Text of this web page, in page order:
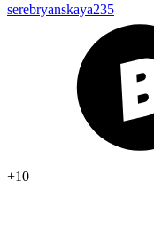
serebryanskaya235
+10